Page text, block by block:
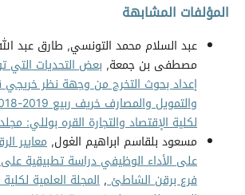
المؤلفات المشابهة
عبد السلام محمد التونسي, طارق عبد
مصطفى بن جمعة, بعض التحديات التي
إعداد بحوث التخرج من وجهة نظر خريجي
والتمويل والمصارف خريف ربيع 2019-2018
لكلية الإقتصاد والتجارة القره بوللي: مجلد 1 عدد 1
مسعود بلقاسم ابراهيم الغول, معايير
على الأداء الوظيفي دراسة تطبيقية
فرع برقن الشاطئ, المجلة العلمية